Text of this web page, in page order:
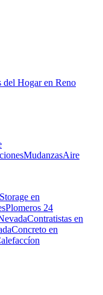
del Hogar en Reno
MudanzasAire
Storage en
Plomeros 24
Contratistas en
Concreto en